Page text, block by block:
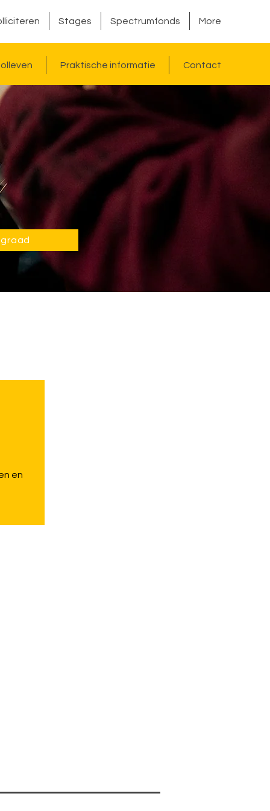
Stages Spectrumfonds More
Praktische informatie Contact
en